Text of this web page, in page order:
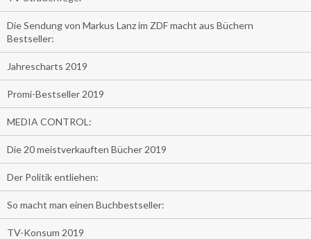
Die Sendung von Markus Lanz im ZDF macht aus Büchern
Bestseller:
Jahrescharts 2019
Promi-Bestseller 2019
MEDIA CONTROL:
Die 20 meistverkauften Bücher 2019
Der Politik entliehen:
So macht man einen Buchbestseller:
TV-Konsum 2019